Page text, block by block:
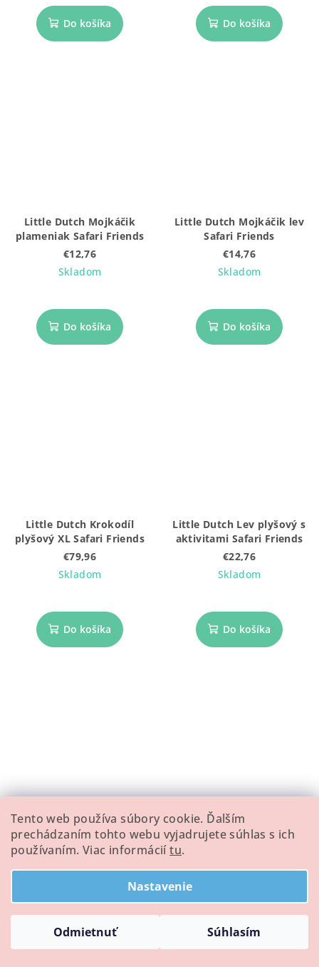
Tento web používa súbory cookie. Ďalším
prechádzaním tohto webu vyjadrujete súhlas s ich
používaním. Viac informáciítu.
Nastavenie
Odmietnuť Súhlasím
Do košíka Do košíka
Little Dutch Mojkáčik
plameniak Safari Friends
€12,76
Skladom
Do košíka
Little Dutch Mojkáčik lev
Safari Friends
€14,76
Skladom
Do košíka
Little Dutch Krokodíl
plyšový XL Safari Friends
€79,96
Skladom
Do košíka
Little Dutch Lev plyšový s
aktivitami Safari Friends
€22,76
Skladom
Do košíka
Little Dutch Plameniak
plyšový s aktivitami
Safari Friends
Do košíka
Little Dutch Darčekový
set plyšový Safari Friends
Do košíka